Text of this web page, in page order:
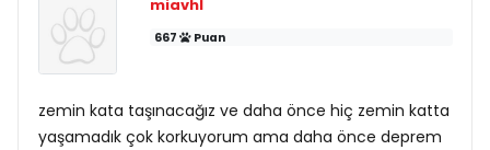
miavhl
667 Puan
zemin kata taşınacağız ve daha önce hiç zemin katta
yaşamadık çok korkuyorum ama daha önce deprem